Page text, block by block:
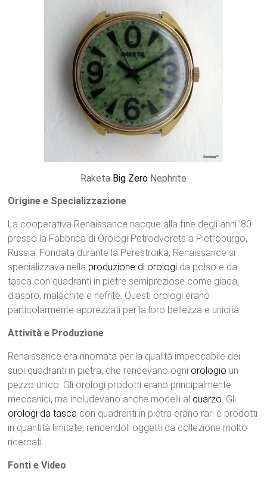
Raketa Big ZeroNephrite
Origine e Specializzazione
La cooperativa Renaissance nacque alla fine degli anni ’80
presso la Fabbrica di Orologi Petrodvorets a Pietroburgo,
Russia. Fondata durante la Perestroika, Renaissance si
specializzava nella produzione di orologi da polso e da
tasca con quadranti in pietre semipreziose come giada,
diaspro, malachite e nefrite. Questi orologi erano
particolarmente apprezzati per la loro bellezza e unicità.
Attività e Produzione
Renaissance era rinomata per la qualità impeccabile dei
suoi quadranti in pietra, che rendevano ogni orologio un
pezzo unico. Gli orologi prodotti erano principalmente
meccanici, ma includevano anche modelli al quarzo. Gli
orologi da tasca con quadranti in pietra erano rari e prodotti
in quantità limitate, rendendoli oggetti da collezione molto
ricercati.
Fonti e Video